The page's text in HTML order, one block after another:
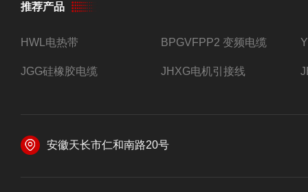
推荐产品
HWL电热带 BPGVFPP2 变频电缆
JGG硅橡胶电缆 JHXG电机引接线
安徽天长市仁和南路20号